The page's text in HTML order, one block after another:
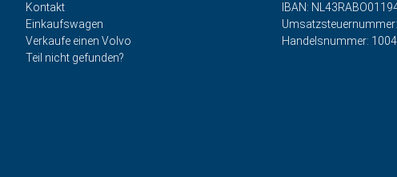
Kontakt
Einkaufswagen
Verkaufe einen Volvo
Teil nicht gefunden?
IBAN:
Handelsnummer: